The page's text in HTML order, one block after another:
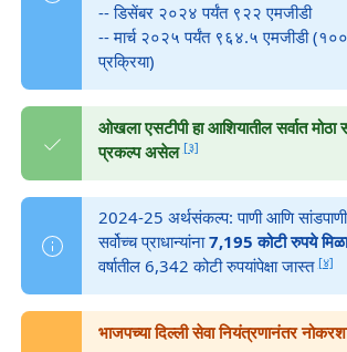
-- डिसेंबर २०२४ पर्यंत ९२२ एमजीडी
-- मार्च २०२५ पर्यंत ९६४.५ एमजीडी
प्रक्रिया)
ओखला एसटीपी हा आशियातील सर्वात मोठा
प्रकल्प असेल [३]
2024-25 अर्थसंकल्प: पाणी आणि
सर्वोच्च प्राधान्यांना7,195 कोटी रुपये
वर्षातील 6,342 कोटी रुपयांपेक्षा जास्त[४]
भाजपच्या दिल्ली सेवा नियंत्रणानंतर